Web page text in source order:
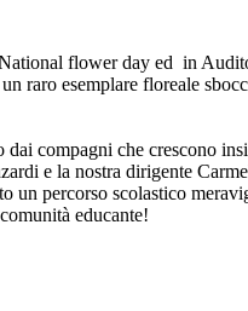
flower day ed in
raro esemplare floreale
compagni che crescono
e la nostra dirigente
un percorso scolastico
educante!